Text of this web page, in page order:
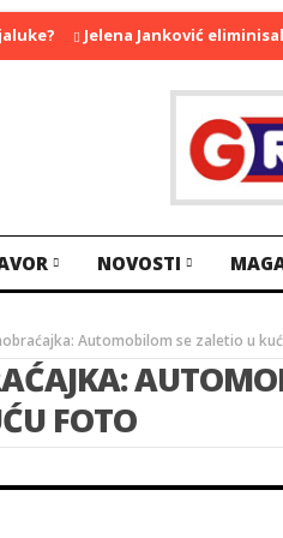
Jelena Janković eliminisala
NOVOSTI
Automobilom se zaletio u
FOTO